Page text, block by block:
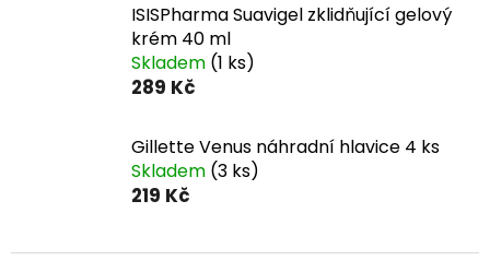
ISISPharma Suavigel zklidňující gelový
krém 40 ml
Skladem (1 ks)
289 Kč
Gillette Venus náhradní hlavice 4 ks
Skladem (3 ks)
219 Kč